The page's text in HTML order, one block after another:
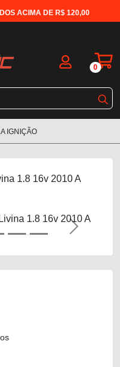
ACIMA DE R$ 120,00
0
IGNIÇÃO
1.8 16v 2010 A
Next